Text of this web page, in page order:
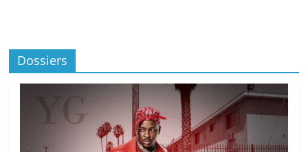
Dossiers